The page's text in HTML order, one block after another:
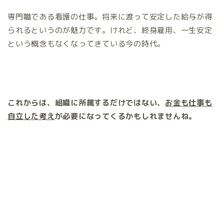
専門職である看護の仕事。将来に渡って安定した給与が得
られるというのが魅力です。けれど、終身雇用、一生安定
という概念もなくなってきている今の時代。
これからは、組織に所属するだけではない、 お金も仕事も
自立した考えが必要になってくるかもしれませんね。